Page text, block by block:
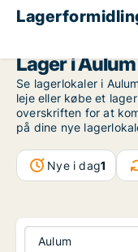
Lager i Aulum
Se lagerlokaler i
leje eller købe et
overskriften for at
på dine nye
Nye i dag1
Aulum